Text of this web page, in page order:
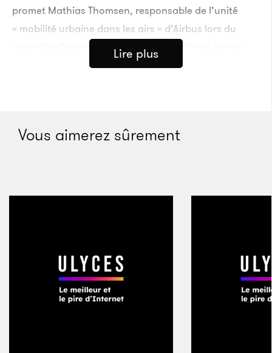
promet Mathias Thomsen, responsable de l’unité
« mobilité urbaine dans les airs » d’Airbus lors du
salon VivaTech qui se tient à Paris du 24 au 26 mai
2018. Au sol, un grand acteur du rail comme la SNCF
Le pari
Lire plus
Vous aimerez sûrement